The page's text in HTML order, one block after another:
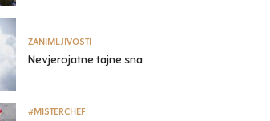
ZANIMLJIVOSTI
Nevjerojatne tajne sna
#MISTERCHEF